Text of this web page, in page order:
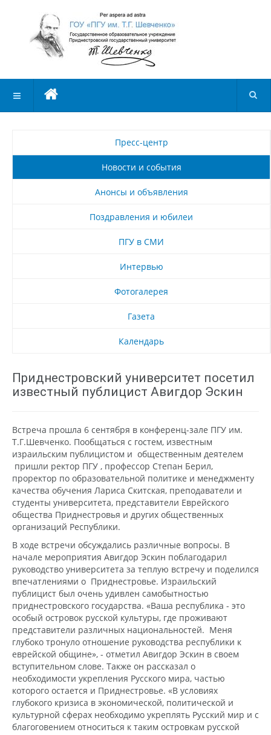
Пресс-центр
Новости и события
Анонсы и объявления
Поздравления и юбилеи
ПГУ в СМИ
Интервью
Фотогалерея
Газета
Календарь
Приднестровский университет посетил
известный публицист Авигдор Эскин
Встреча прошла 6 сентября в конференц-зале ПГУ им.
Т.Г.Шевченко. Пообщаться с гостем, известным
израильским публицистом и общественным деятелем
пришли ректор ПГУ , профессор Степан Берил,
проректор по образовательной политике и менеджменту
качества обучения Лариса Скитская, преподаватели и
студенты университета, представители Еврейского
общества Приднестровья и других общественных
организаций Республики.
В ходе встречи обсуждались различные вопросы. В
начале мероприятия Авигдор Эскин поблагодарил
руководство университета за теплую встречу и поделился
впечатлениями о Приднестровье. Израильский
публицист был очень удивлен самобытностью
приднестровского государства. «Ваша республика - это
особый островок русской культуры, где проживают
представители различных национальностей. Меня
глубоко тронуло отношение руководства республики к
еврейской общине», - отметил Авигдор Эскин в своем
вступительном слове. Также он рассказал о
необходимости укрепления Русского мира, частью
которого остается и Приднестровье. «В условиях
глубокого кризиса в экономической, политической и
культурной сферах необходимо укреплять Русский мир и с
благоговением относиться к таким островкам русской